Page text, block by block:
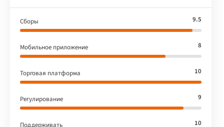
Сборы 9.5
Мобильное приложение 8
Торговая платформа 10
Регулирование 9
Поддерживать 10